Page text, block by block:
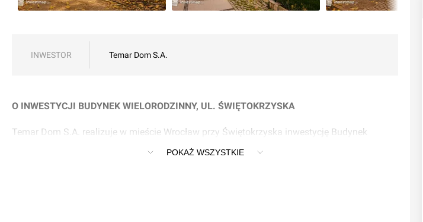
INWESTOR Temar Dom S.A.
O INWESTYCJI BUDYNEK WIELORODZINNY, UL. ŚWIĘTOKRZYSKA
Temar Dom S.A. realizuje w mieście Wrocław przy Świętokrzyska inwestycję Budynek
POKAŻ WSZYSTKIE